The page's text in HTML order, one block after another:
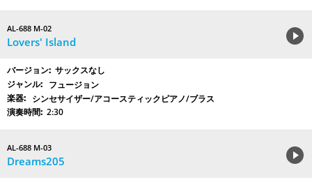
AL-688 M-02
Lovers' Island
サックスなし
フュージョン
シンセサイザー/アコースティックピアノ/ブラス
2:30
AL-688 M-03
Dreams205